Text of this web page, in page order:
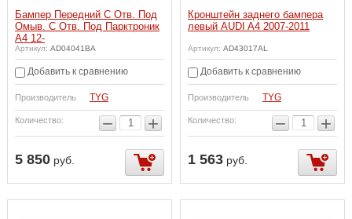
Бампер Передний С Отв. Под
Омыв. С Отв. Под Парктроник
A4 12-
Артикул: AD04041BA
Добавить к сравнению
Производитель TYG
Количество: − +
5 850 руб.
Кронштейн заднего бампера
левый AUDI A4 2007-2011
Артикул: AD43017AL
Добавить к сравнению
Производитель TYG
Количество: − +
1 563 руб.